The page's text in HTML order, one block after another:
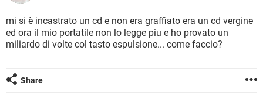
TIKTOK
HARDWARE
INSTAGRAM WHATSAPP
TIKTOK FACEBOOK
INTRATTENIMENTO
iOS WINDOWS 10
INSTAGRAM WHATSAPP
HARDWARE
COVID-19 GAMING
INTRATTENIMENTO ANDROID
INSTAGRAM
mi si è incastrato un cd e non era graffiato era un cd vergine
ed ora il mio portatile non lo legge piu e ho provato un
miliardo di volte col tasto espulsione... come faccio?
Share